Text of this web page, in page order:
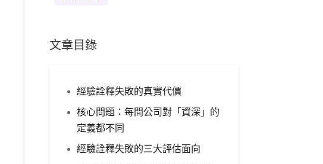
文章目錄
經驗詮釋失敗的真實代價
核心問題：每間公司對「資深」的
定義都不同
經驗詮釋失敗的三大評估面向